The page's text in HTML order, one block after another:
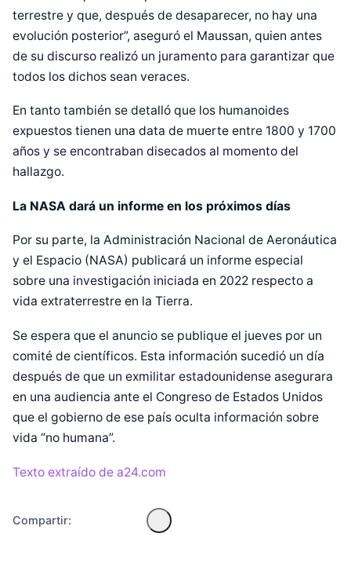
terrestre y que, después de desaparecer, no hay una
evolución posterior”, aseguró el Maussan, quien antes
de su discurso realizó un juramento para garantizar que
todos los dichos sean veraces.
En tanto también se detalló que los humanoides
expuestos tienen una data de muerte entre 1800 y 1700
años y se encontraban disecados al momento del
hallazgo.
La NASA dará un informe en los próximos días
Por su parte, la Administración Nacional de Aeronáutica
y el Espacio (NASA) publicará un informe especial
sobre una investigación iniciada en 2022 respecto a
vida extraterrestre en la Tierra.
Se espera que el anuncio se publique el jueves por un
comité de científicos. Esta información sucedió un día
después de que un exmilitar estadounidense asegurara
en una audiencia ante el Congreso de Estados Unidos
que el gobierno de ese país oculta información sobre
vida “no humana”.
Texto extraído de a24.com
Compartir:
Diseñado por Shiro